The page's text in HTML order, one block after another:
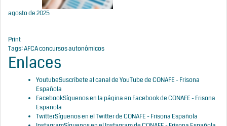
agosto de 2025
Print
Tags:AFCAconcursos autonómicos
Enlaces
YoutubeSuscríbete al canal de YouTube de CONAFE - Frisona
Española
FacebookSíguenos en la página en Facebook de CONAFE - Frisona
Española
TwitterSíguenos en el Twitter de CONAFE - Frisona Española